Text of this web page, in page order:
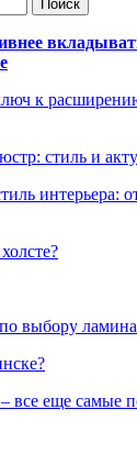
к
стиль и
интерьера:
выбору
все еще самые